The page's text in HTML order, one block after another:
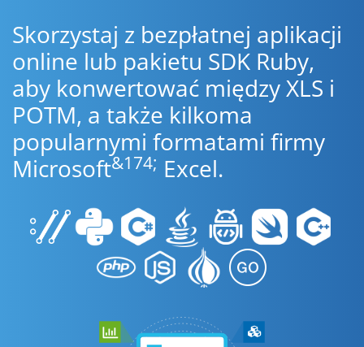
Skorzystaj z bezpłatnej aplikacji
online lub pakietu SDK Ruby,
aby konwertować między XLS i
POTM, a także kilkoma
popularnymi formatami firmy
Microsoft&174; Excel.